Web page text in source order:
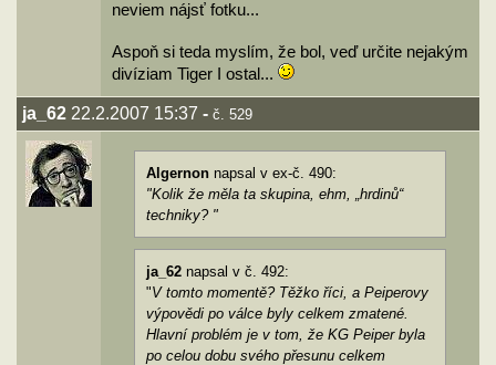
neviem nájsť fotku...
Aspoň si teda myslím, že bol, veď určite nejakým
divíziam Tiger I ostal...
ja_62 22.2.2007 15:37 - č. 529
Algernon napsal v ex-č. 490:
"Kolik že měla ta skupina, ehm, „hrdinů“
techniky? "
ja_62 napsal v č. 492:
"V tomto momentě? Těžko říci, a Peiperovy
výpovědi po válce byly celkem zmatené.
Hlavní problém je v tom, že KG Peiper byla
po celou dobu svého přesunu celkem